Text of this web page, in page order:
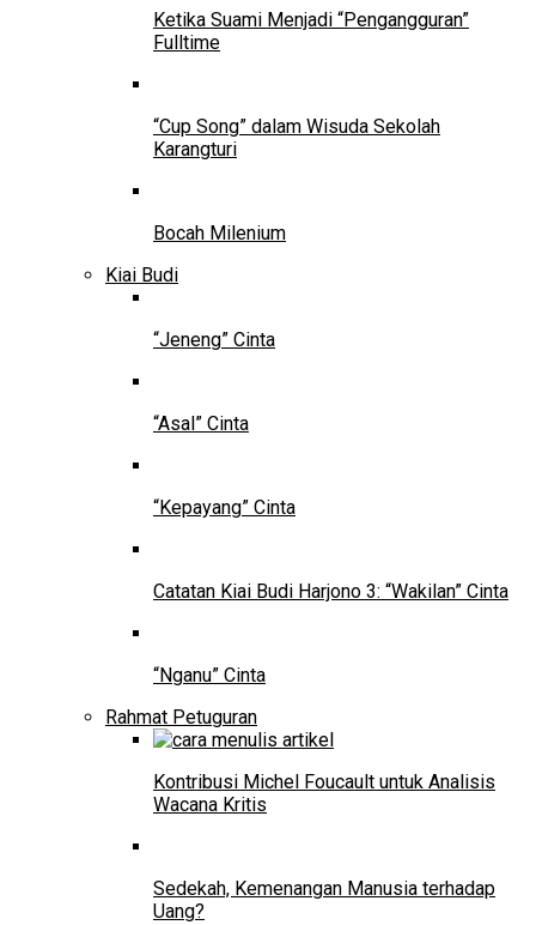
Ketika Suami Menjadi “Pengangguran”
Fulltime
“Cup Song” dalam Wisuda Sekolah
Karangturi
Bocah Milenium
Kiai Budi
“Jeneng” Cinta
“Asal” Cinta
“Kepayang” Cinta
Catatan Kiai Budi Harjono 3: “Wakilan” Cinta
“Nganu” Cinta
Rahmat Petuguran
Kontribusi Michel Foucault untuk Analisis
Wacana Kritis
Sedekah, Kemenangan Manusia terhadap
Uang?